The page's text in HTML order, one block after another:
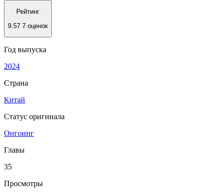
Рейтинг
9.57 7 оценок
Год выпуска
2024
Страна
Китай
Статус оригинала
Онгоинг
Главы
35
Просмотры